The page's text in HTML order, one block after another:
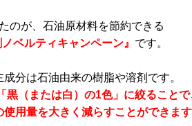
のが、石油原材料を節約できる
ベルティキャンペーン』 です。
分は石油由来の樹脂や溶剤です。
黒（または白）の1色」に絞ることで
用量を大きく減らすことができま